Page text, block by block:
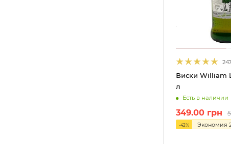
247
Виски William
л
Есть в наличии
349.00 грн
-42% Экономия